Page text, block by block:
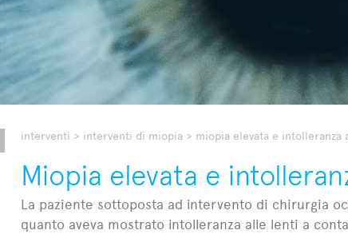
interventi > interventi di miopia > miopia elevata e
Miopia elevata e
La paziente sottoposta ad intervento di chirurgia
quanto aveva mostrato intolleranza alle lenti a